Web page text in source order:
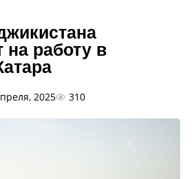
на работу в
2025 310